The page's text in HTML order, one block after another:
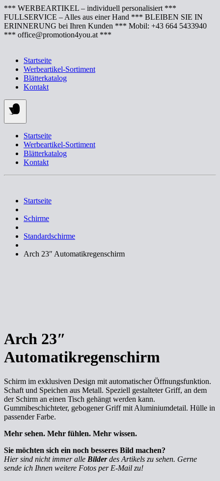
Springe
zum
Inhalt
*** WERBEARTIKEL – individuell personalisiert ***
FULLSERVICE – Alles aus einer Hand *** BLEIBEN SIE IN
ERINNERUNG bei Ihren Kunden *** Mobil: +43 664 5433940
*** office@promotion4you.at ***
Startseite
Werbeartikel-Sortiment
Blätterkatalog
Kontakt
Startseite
Werbeartikel-Sortiment
Blätterkatalog
Kontakt
Startseite
Schirme
Standardschirme
Arch 23″ Automatikregenschirm
Arch 23″
Automatikregenschirm
Schirm im exklusiven Design mit automatischer Öffnungsfunktion.
Schaft und Speichen aus Metall. Speziell gestalteter Griff, an dem
der Schirm an einen Tisch gehängt werden kann.
Gummibeschichteter, gebogener Griff mit Aluminiumdetail. Hülle in
passender Farbe.
Mehr sehen. Mehr fühlen. Mehr wissen.
Sie möchten sich ein noch besseres Bild machen?
Hier sind nicht immer alle Bilderdes Artikels zu sehen. Gerne
sende ich Ihnen weitere Fotos per E-Mail zu!